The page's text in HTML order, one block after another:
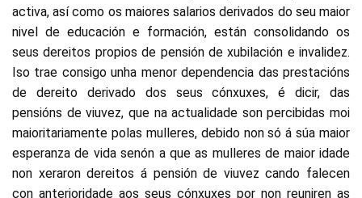
activa, así como os maiores salarios derivados do seu maior
nivel de educación e formación, están consolidando os
seus dereitos propios de pensión de xubilación e invalidez.
Iso trae consigo unha menor dependencia das prestacións
de dereito derivado dos seus cónxuxes, é dicir, das
pensións de viuvez, que na actualidade son percibidas moi
maioritariamente polas mulleres, debido non só á súa maior
esperanza de vida senón a que as mulleres de maior idade
non xeraron dereitos á pensión de viuvez cando falecen
con anterioridade aos seus cónxuxes por non reuniren as